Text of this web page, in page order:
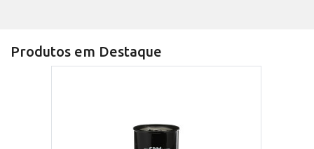
Produtos em Destaque